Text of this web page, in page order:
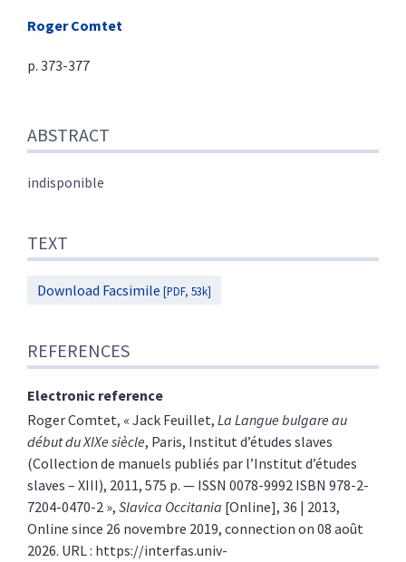
RogerComtet
p. 373-377
Text
References
Author
ABSTRACT
indisponible
TEXT
Download Facsimile [PDF, 53k]
REFERENCES
Electronic reference
RogerComtet, « Jack Feuillet, La Langue bulgare au
début du XIXe siècle, Paris, Institut d’études slaves
(Collection de manuels publiés par l’Institut d’études
slaves – XIII), 2011, 575 p. ― ISSN 0078-9992 ISBN 978-2-
7204-0470-2 », Slavica Occitania [Online], 36 | 2013,
Online since 26 novembre 2019, connection on 08 août
2026. URL : https://interfas.univ-